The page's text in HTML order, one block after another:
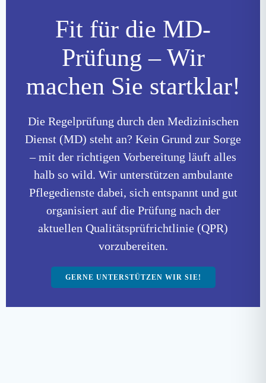
Fit für die MD-
Prüfung – Wir
machen Sie startklar!
Die Regelprüfung durch den Medizinischen
Dienst (MD) steht an? Kein Grund zur Sorge
– mit der richtigen Vorbereitung läuft alles
halb so wild. Wir unterstützen ambulante
Pflegedienste dabei, sich entspannt und gut
organisiert auf die Prüfung nach der
aktuellen Qualitätsprüfrichtlinie (QPR)
vorzubereiten.
GERNE UNTERSTÜTZEN WIR SIE!